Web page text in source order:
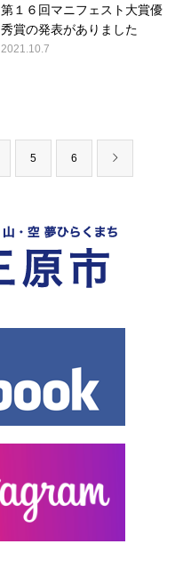
第１６回マニフェスト大賞優
秀賞の発表がありました
2021.10.7
5 6